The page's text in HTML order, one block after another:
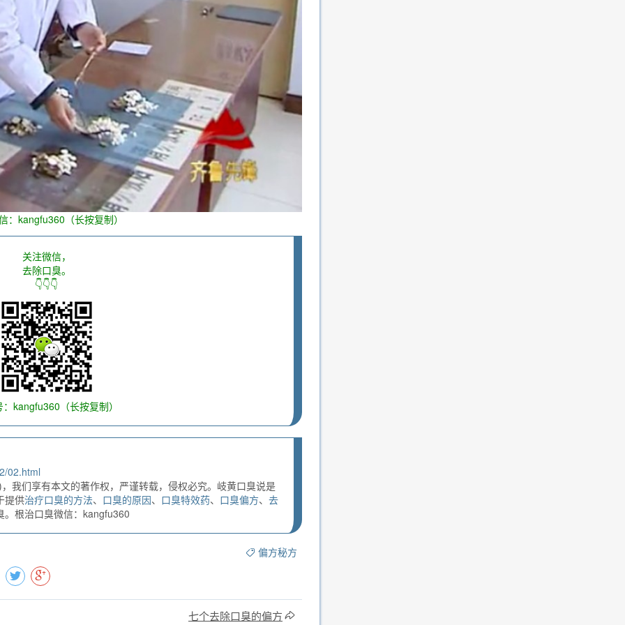
：kangfu360（长按复制）
关注微信，
去除口臭。
👇👇👇
kangfu360（长按复制）
02.html
我们享有本文的著作权，严谨转载，侵权必究。岐黄口臭说是
提供治疗口臭的方法、 口臭的原因、 口臭特效药、 口臭偏方、 去
根治口臭微信：kangfu360
偏方秘方
七个去除口臭的偏方